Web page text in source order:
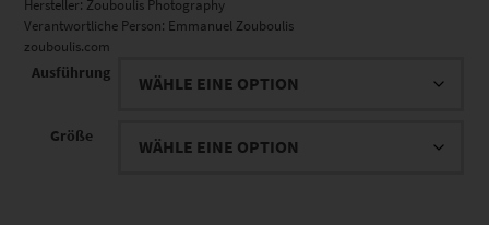
Hersteller: Zouboulis Photography
Verantwortliche Person: Emmanuel Zouboulis
zouboulis.com
Ausführung
Größe